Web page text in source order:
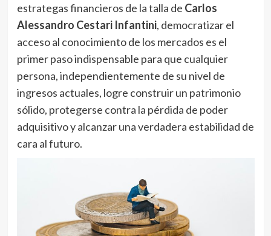
estrategas financieros de la talla de Carlos
Alessandro Cestari Infantini, democratizar el
acceso al conocimiento de los mercados es el
primer paso indispensable para que cualquier
persona, independientemente de su nivel de
ingresos actuales, logre construir un patrimonio
sólido, protegerse contra la pérdida de poder
adquisitivo y alcanzar una verdadera estabilidad de
cara al futuro.